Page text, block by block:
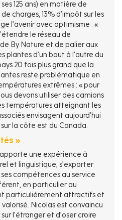
125 ans) en matière de
charges, 13% d’impôt sur les
l’avenir avec optimisme : «
le réseau de
By Nature et de palier aux
d’un bout à l’autre du
20 fois plus grand que la
reste problématique en
extrêmes : « pour
devons utiliser des camions
températures atteignant les
envisagent aujourd’hui
la côte est du Canada.
»
une expérience à
et linguistique, s’exporter
compétences au service
en particulier au
particulièrement attractifs et
valorisé. Nicolas est convaincu
l’étranger et d’oser croire